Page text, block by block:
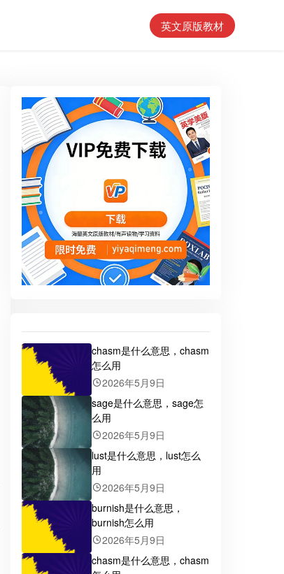
英文原版教材
chasm是什么意思，chasm
怎么用
2026年5月9日
sage是什么意思，sage怎
么用
2026年5月9日
lust是什么意思，lust怎么
用
2026年5月9日
burnish是什么意思，
burnish怎么用
2026年5月9日
chasm是什么意思，chasm